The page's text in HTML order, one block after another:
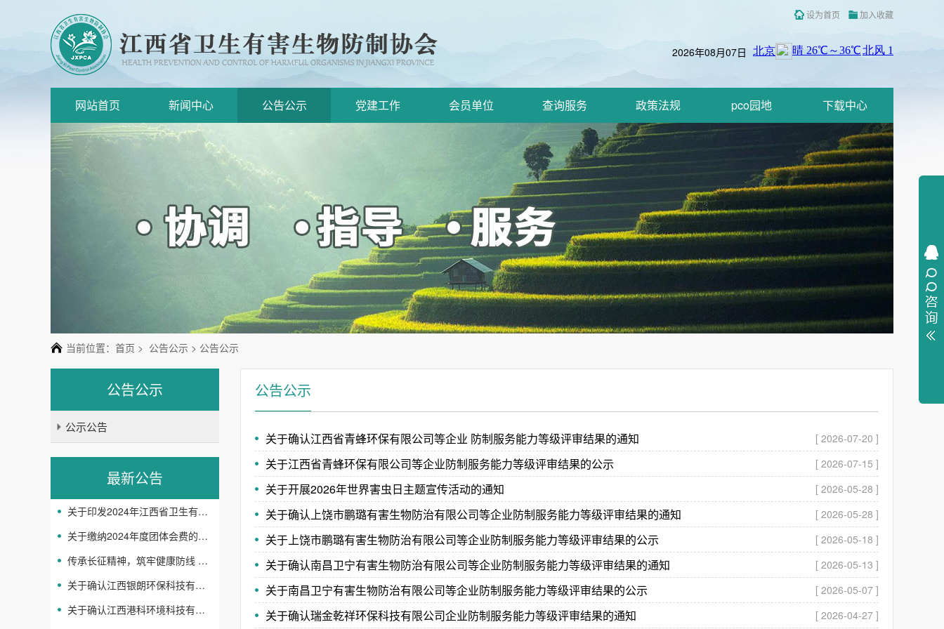
设为首页 加入收藏
2026年08月07日
网站首页 新闻中心 公告公示 党建工作 会员单位 查询服务 政策法规 pco园地 下载中心
当前位置： 首页 > 公告公示 > 公告公示
公告公示
公示公告
最新公告
关于印发2024年江西省卫生有害生物防制协会 工作要点的通知
关于缴纳2024年度团体会费的通知
传承长征精神，筑牢健康防线 -省卫生有害生物防制协会开展主题党日活动
关于确认江西银朗环保科技有限公司等企业机构服务能力等级评定结果的通知
关于确认江西港科环境科技有限公司等企业机构服务 能力等级评定结果的通知
公告公示
关于确认江西省青蜂环保有限公司等企业 防制服务能力等级评审结果的通知 [ 2026-07-20 ]
关于江西省青蜂环保有限公司等企业防制服务能力等级评审结果的公示 [ 2026-07-15 ]
关于开展2026年世界害虫日主题宣传活动的通知 [ 2026-05-28 ]
关于确认上饶市鹏璐有害生物防治有限公司等企业防制服务能力等级评审结果的通知 [ 2026-05-28 ]
关于上饶市鹏璐有害生物防治有限公司等企业防制服务能力等级评审结果的公示 [ 2026-05-18 ]
关于确认南昌卫宁有害生物防治有限公司等企业防制服务能力等级评审结果的通知 [ 2026-05-13 ]
关于南昌卫宁有害生物防治有限公司等企业防制服务能力等级评审结果的公示 [ 2026-05-07 ]
关于确认瑞金乾祥环保科技有限公司企业防制服务能力等级评审结果的通知 [ 2026-04-27 ]